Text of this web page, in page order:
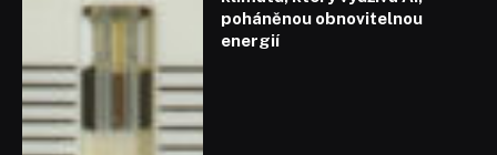
poháněnou obnovitelnou
energií